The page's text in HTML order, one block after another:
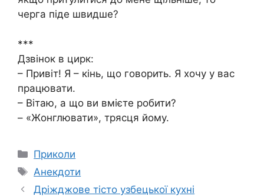
черга піде швидше?
***
Дзвінок в цирк:
– Привіт! Я – кінь, що говорить. Я хочу у вас
працювати.
– Вітаю, а що ви вмієте робити?
– «Жонглювати», трясця йому.
Категорії
Приколи
Позначки
Анекдоти
Дріжджове тісто узбецької кухні